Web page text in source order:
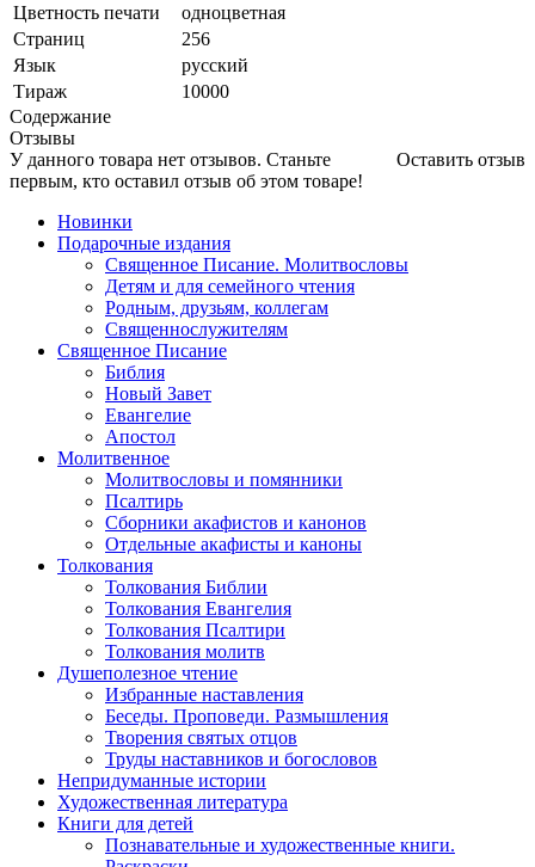
Цветность печати
одноцветная
Страниц
256
Язык
русский
Тираж
10000
Содержание
Отзывы
Оставить отзыв
У данного товара нет отзывов. Станьте
первым, кто оставил отзыв об этом товаре!
Новинки
Подарочные издания
Священное Писание. Молитвословы
Детям и для семейного чтения
Родным, друзьям, коллегам
Священнослужителям
Священное Писание
Библия
Новый Завет
Евангелие
Апостол
Молитвенное
Молитвословы и помянники
Псалтирь
Сборники акафистов и канонов
Отдельные акафисты и каноны
Толкования
Толкования Библии
Толкования Евангелия
Толкования Псалтири
Толкования молитв
Душеполезное чтение
Избранные наставления
Беседы. Проповеди. Размышления
Творения святых отцов
Труды наставников и богословов
Непридуманные истории
Художественная литература
Книги для детей
Познавательные и художественные книги.